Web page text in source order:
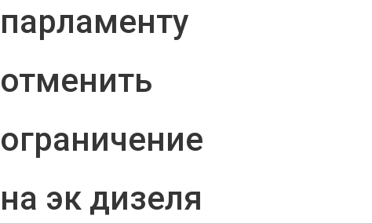
парламенту
отменить
ограничение
на эк дизеля